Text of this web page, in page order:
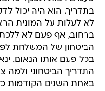
בתדריך. הוא היה יכול
לא לעלות על המונית
ברחוב, אף פעם לא ללכת
הביטחון של המשלחת
בכל פעם אותו הנאום.
התדריך הביטחוני ולמה
באחת השנים הקודמות